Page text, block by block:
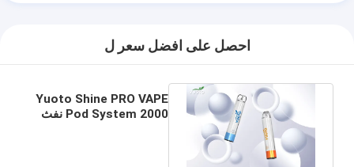
احصل على افضل سعر ل
Yuoto Shine PRO VAPE
Pod System 2000 نفث